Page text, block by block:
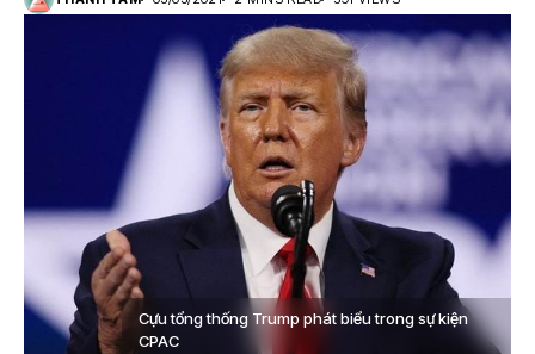
Cựu tổng thống Trump phát biểu trong sự kiện
CPAC